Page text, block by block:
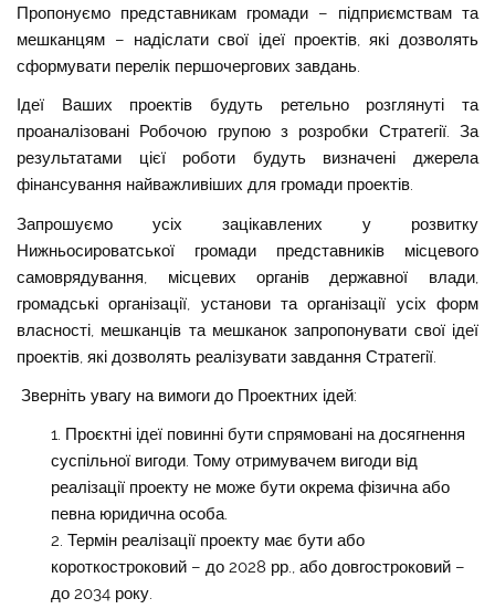
Пропонуємо представникам громади – підприємствам та
мешканцям – надіслати свої ідеї проектів, які дозволять
сформувати перелік першочергових завдань.
Ідеї Ваших проектів будуть ретельно розглянуті та
проаналізовані Робочою групою з розробки Стратегії. За
результатами цієї роботи будуть визначені джерела
фінансування найважливіших для громади проектів.
Запрошуємо усіх зацікавлених у розвитку
Нижньосироватської громади представників місцевого
самоврядування, місцевих органів державної влади,
громадські організації, установи та організації усіх форм
власності, мешканців та мешканок запропонувати свої ідеї
проектів, які дозволять реалізувати завдання Стратегії.
Зверніть увагу на вимоги до Проектних ідей:
Проєктні ідеї повинні бути спрямовані на досягнення
суспільної вигоди. Тому отримувачем вигоди від
реалізації проекту не може бути окрема фізична або
певна юридична особа.
Термін реалізації проекту має бути або
короткостроковий – до 2028 рр., або довгостроковий –
до 2034 року.